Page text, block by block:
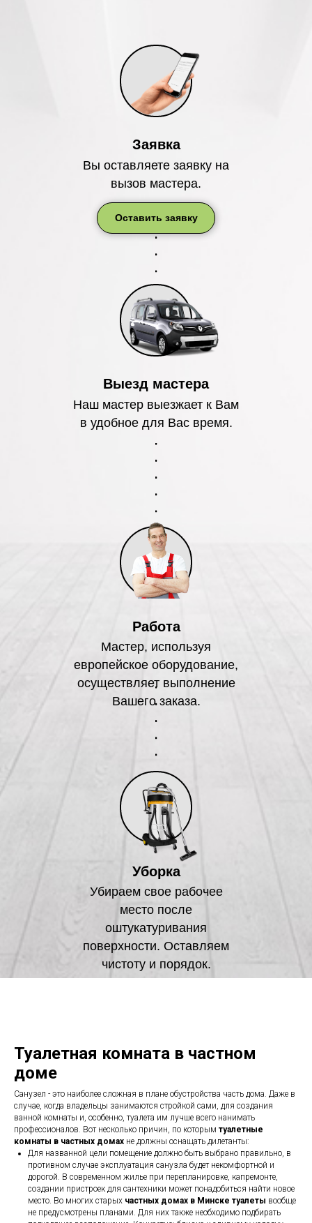
Вы оставляете заявку на
вызов мастера.
Заявка
Выезд мастера
Наш мастер выезжает к Вам
в удобное для Вас время.
Работа
Мастер, используя
европейское оборудование,
осуществляет выполнение
Вашего заказа.
Уборка
Убираем свое рабочее
место после
оштукатуривания
поверхности. Оставляем
чистоту и порядок.
Оставить заявку
Туалетная комната в частном
доме
Санузел - это наиболее сложная в плане обустройства часть дома. Даже в
случае, когда владельцы занимаются стройкой сами, для создания
ванной комнаты и, особенно, туалета им лучше всего нанимать
профессионалов. Вот несколько причин, по которым туалетные
комнаты в частных домах не должны оснащать дилетанты:
Для названной цели помещение должно быть выбрано правильно, в
противном случае эксплуатация санузла будет некомфортной и
дорогой. В современном жилье при перепланировке, капремонте,
создании пристроек для сантехники может понадобиться найти новое
место. Во многих старых частных домах в Минске туалеты вообще
не предусмотрены планами. Для них также необходимо подбирать